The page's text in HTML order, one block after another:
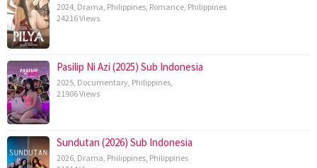
2024 Drama Philippines Romance Philippines
24216 Views
Pasilip Ni Azi (2025) Sub Indonesia
2025 Documentary Philippines
21906 Views
Sundutan (2026) Sub Indonesia
2026 Drama Philippines Philippines